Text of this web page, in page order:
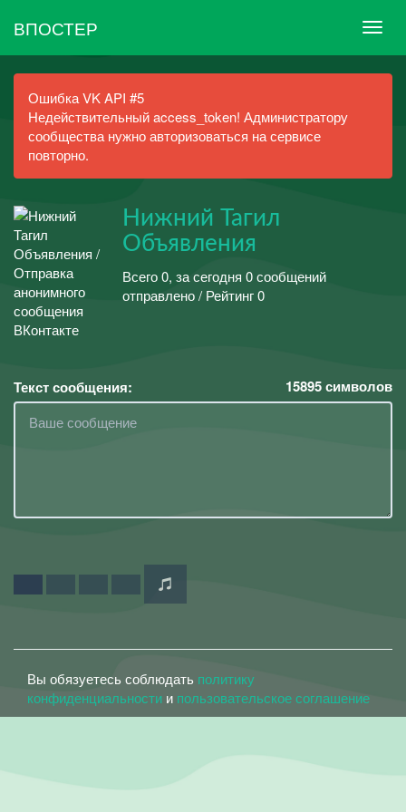
ВПОСТЕР
Ошибка VK API #5
Недействительный access_token! Администратору
сообщества нужно авторизоваться на сервисе
повторно.
Нижний Тагил
Объявления
Всего 0, за сегодня 0 сообщений
отправлено / Рейтинг 0
Текст сообщения: 15895символов
Вы обязуетесь соблюдать политику
конфиденциальности и пользовательское соглашение